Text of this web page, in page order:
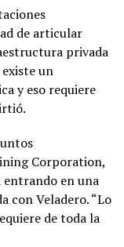
de articular
privada
un
y eso requiere
Corporation,
entrando en una
con Veladero. “Lo
de toda la